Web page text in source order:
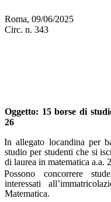
Roma, 09/06/2025
Circ. n. 343
Oggetto: 15 borse di
26
In allegato locandina per
studio per studenti che si
di laurea in matematica a.a.
Possono concorrere
interessati
Matematica.